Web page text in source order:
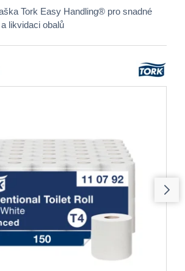
Tork Easy Handling® pro snadné
likvidaci obalů